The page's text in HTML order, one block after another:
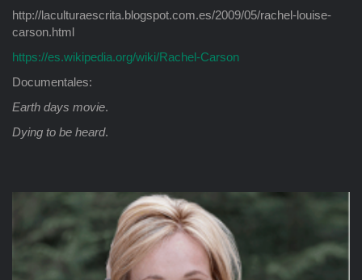
http://laculturaescrita.blogspot.com.es/2009/05/rachel-louise-
carson.html
https://es.wikipedia.org/wiki/Rachel-Carson
Documentales:
Earth days movie.
Dying to be heard.